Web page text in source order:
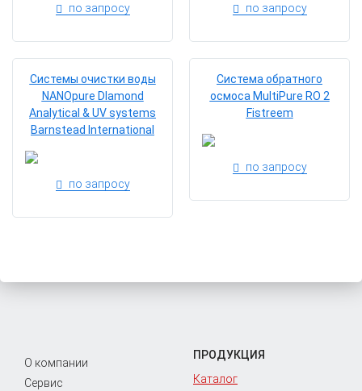
по запросу по запросу
Системы очистки воды
NANOpure Dlamond
Analytical & UV systems
Barnstead International
по запросу
Система обратного
осмоса MultiPure RO 2
Fistreem
по запросу
О компании
Сервис
ПРОДУКЦИЯ
Каталог